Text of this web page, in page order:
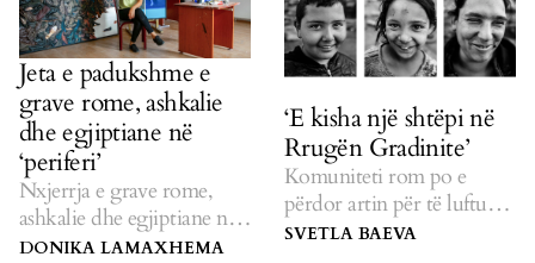
Jeta e padukshme e
grave rome, ashkalie
dhe egjiptiane në
‘periferi’
Nxjerrja e grave rome,
ashkalie dhe egjiptiane nga
skajet e shoqërisë.
DONIKA LAMAXHEMA
‘E kisha një shtëpi në
Rrugën Gradinite’
Komuniteti rom po e
përdor artin për të luftuar
për shtëpitë e tyre të
SVETLA BAEVA